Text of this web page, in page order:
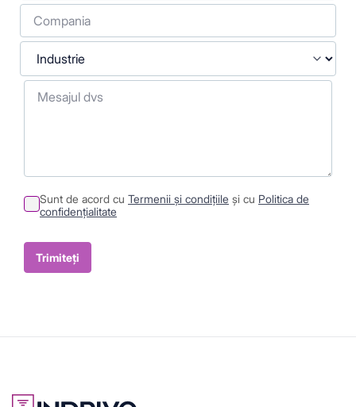
Compania
Industrie
Mesajul dvs
Sumit
Container
Sunt de acord cu Termenii și condițiile și cu Politica de
confidențialitate
Trimiteți